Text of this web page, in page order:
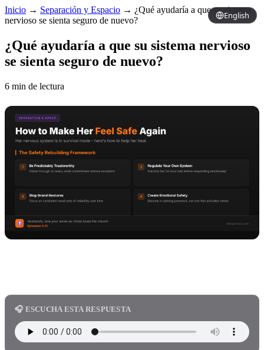
English
Inicio → Separación y Espacio → ¿Qué ayudaría a que su sistema
nervioso se sienta seguro de nuevo?
¿Qué ayudaría a que su sistema nervioso
se sienta seguro de nuevo?
6 min de lectura
🎧 ESCUCHA ESTA RESPUESTA